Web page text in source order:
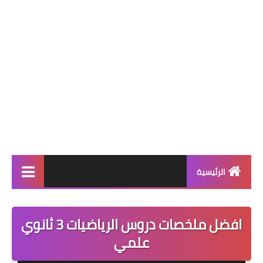
الرئيسية
قسم التحضيري
السنة 1 إبتدائي
افضل ملخصات دروس الرياضيات 3 ثانوي
علمي